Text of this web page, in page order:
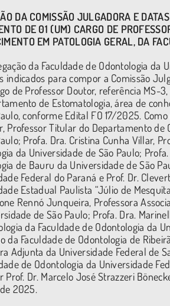
DA COMISSÃO JULGADORA E
DE 01 (UM) CARGO DE
EM PATOLOGIA GERAL, DA
da Faculdade de Odontologia da
indicados para compor a Comissão
de Professor Doutor, referência MS-
de Estomatologia, área de
conforme Edital FO 17/2025.
Professor Titular do Departamento
Profa. Dra. Cristina Cunha Villar,
da Universidade de São Paulo;
de Bauru da Universidade de São
Federal do Paraná e Prof. Dr.
Estadual Paulista “Júlio de
Rennó Junqueira, Professora
de São Paulo; Profa. Dra.
da Faculdade de Odontologia da
da Faculdade de Odontologia de
Adjunta da Universidade Federal de
de Odontologia da Universidade
Prof. Dr. Marcelo José Strazzeri
2025.